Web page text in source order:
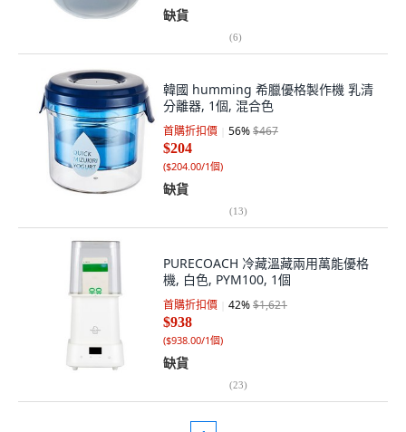
缺貨
(6)
韓國 humming 希臘優格製作機 乳清
分離器, 1個, 混合色
首購折扣價 56%$467
$204
($204.00/1個)
缺貨
(13)
PURECOACH 冷藏溫藏兩用萬能優格
機, 白色, PYM100, 1個
首購折扣價 42%$1,621
$938
($938.00/1個)
缺貨
(23)